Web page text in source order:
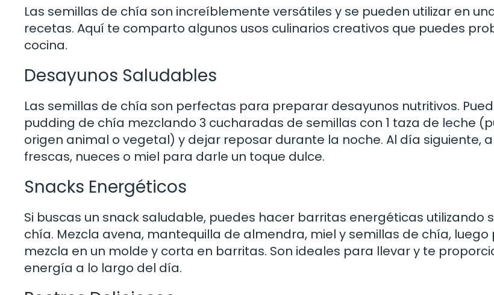
Las semillas de chía son increíblemente versátiles y se pueden utilizar en
recetas. Aquí te comparto algunos usos culinarios creativos que puedes
cocina.
Desayunos Saludables
Las semillas de chía son perfectas para preparar desayunos nutritivos.
pudding de chía mezclando 3 cucharadas de semillas con 1 taza de leche
origen animal o vegetal) y dejar reposar durante la noche. Al día siguiente,
frescas, nueces o miel para darle un toque dulce.
Snacks Energéticos
Si buscas un snack saludable, puedes hacer barritas energéticas utilizando
chía. Mezcla avena, mantequilla de almendra, miel y semillas de chía, luego
mezcla en un molde y corta en barritas. Son ideales para llevar y te
energía a lo largo del día.